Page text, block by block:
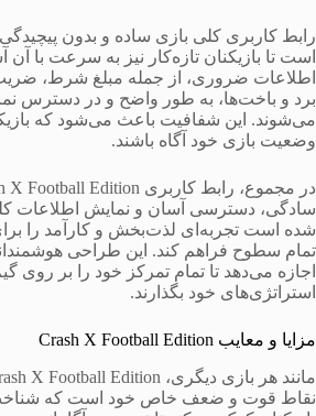
رابط کاربری کلی بازی ساده و بدون
است تا بازیکنان تازه‌کار نیز به سرعت با آن
اطلاعات ضروری، از جمله مبلغ شرط،
برد و باخت‌ها، به طور واضح و در دسترس
می‌شوند. این شفافیت باعث می‌شود که
وضعیت بازی خود آگاه باشند.
سادگی، دسترسی آسان و نمایش اطلاعات
شده است تجربه‌ای لذت‌بخش و کارآمد را برای
تمام سطوح فراهم کند. این طراحی
اجازه می‌دهد تا تمام تمرکز خود را بر روی
استراتژی‌های خود بگذارند.
مزایا و معایب Crash X Football Edition
نقاط قوت و ضعف خاص خود است که